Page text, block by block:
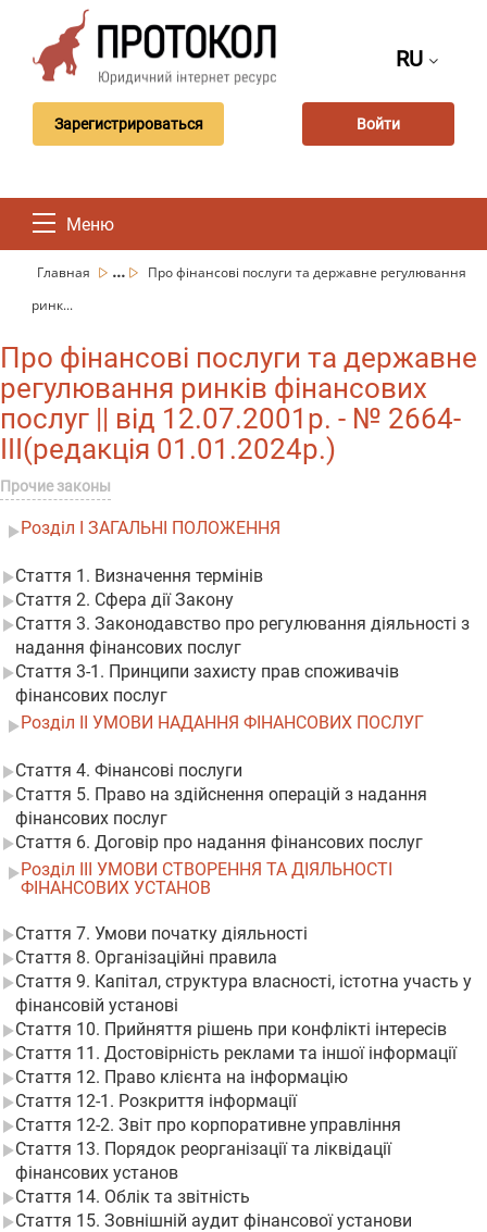
RU
Зарегистрироваться Войти
Меню
Главная ...
Про фінансові послуги та державне регулювання
ринк...
Про фінансові послуги та державне
регулювання ринків фінансових
послуг || від 12.07.2001р. - № 2664-
III(редакція 01.01.2024р.)
Прочие законы
Розділ I ЗАГАЛЬНІ ПОЛОЖЕННЯ
Стаття 1. Визначення термінів
Стаття 2. Сфера дії Закону
Стаття 3. Законодавство про регулювання діяльності з
надання фінансових послуг
Стаття 3-1. Принципи захисту прав споживачів
фінансових послуг
Розділ II УМОВИ НАДАННЯ ФІНАНСОВИХ ПОСЛУГ
Стаття 4. Фінансові послуги
Стаття 5. Право на здійснення операцій з надання
фінансових послуг
Стаття 6. Договір про надання фінансових послуг
Розділ III УМОВИ СТВОРЕННЯ ТА ДІЯЛЬНОСТІ
ФІНАНСОВИХ УСТАНОВ
Стаття 7. Умови початку діяльності
Стаття 8. Організаційні правила
Стаття 9. Капітал, структура власності, істотна участь у
фінансовій установі
Стаття 10. Прийняття рішень при конфлікті інтересів
Стаття 11. Достовірність реклами та іншої інформації
Стаття 12. Право клієнта на інформацію
Стаття 12-1. Розкриття інформації
Стаття 12-2. Звіт про корпоративне управління
Стаття 13. Порядок реорганізації та ліквідації
фінансових установ
Стаття 14. Облік та звітність
Стаття 15. Зовнішній аудит фінансової установи